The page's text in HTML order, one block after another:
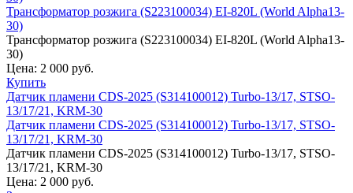
Трансформатор розжига (S223100034) EI-820L (World Alpha13-
30)
Трансформатор розжига (S223100034) EI-820L (World Alpha13-
30)
Цена: 2 000 руб.
Купить
Датчик пламени CDS-2025 (S314100012) Turbo-13/17, STSO-
13/17/21, KRM-30
Датчик пламени CDS-2025 (S314100012) Turbo-13/17, STSO-
13/17/21, KRM-30
Датчик пламени CDS-2025 (S314100012) Turbo-13/17, STSO-
13/17/21, KRM-30
Цена: 2 000 руб.